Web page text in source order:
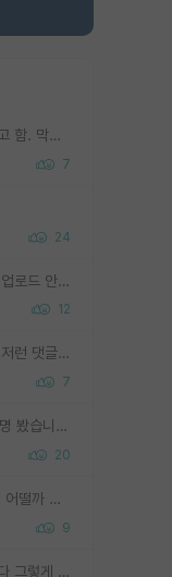
ㅋㅋ 뭔 매년 역대급으로 힘들다고 함. 막상 보면 별로 변한건 없음.
7
24
그냥 랩실 홈페이지 관리 안하고 업로드 안한거 아님?
12
댓글들 ㅋㅋㅋ 주제 파악 못하고 저런 댓글들을 쓰네. 조직에 인간이 얼마나 중요한데 걱정될 수도 있지 ㅋㅋ 본인들은 퍽이나 잘하나봐 ? 현실은 남들한테 욕 안 먹는 1인분만 하는 것도 힘들텐데 ?
7
서성한 박사로 교수 된 사람 딱 1명 봤습니다. 근데 지방대 박사로 교수된 거는 기적이 일어나야되요. 서성한 학부부터여도 빡센게 교수임용일텐데 지방대박사로 무슨 교수가 되나요...... 중소기업/중견기업 팀장급/연구소장급이나 될거 같네요.
20
옮기시려면 미국박사로 가시는게 어떨까 싶네요. 교수가 꿈이면 미국박사 하고 미국교수 까지 같이 노리시는게 기회가 많지 않을까요?
9
교수 뽑는데 출신 학교는 생각보다 그렇게 안 봄. 앞으로는 더 안 보게 될거임. 박사는 어디서 진행해도 됨. 단, 제대로 쌓고 좋은 실적 만들 수 있다면. 그런데 지방대는 그럴 가능성이 지극히 낮음. 나만 열심히 잘 하면 된다? 인간은 주변 환경에 지배되는 나약한 존재임. 주변의 지방대 대학원생과 섞이고 지방 특유의 여유로움 또는 나쁘게 얘기해서 나태함에 젖어 살다보면 교수의 꿈 자체를 잊어버리게 될 가능성도 있음. 주변 환경이 70~80%임.